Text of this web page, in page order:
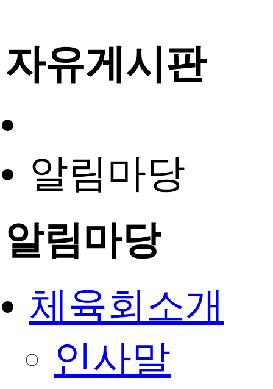
자유게시판
알림마당
알림마당
체육회소개
인사말